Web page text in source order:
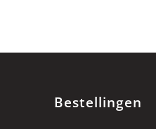
Bestellingen